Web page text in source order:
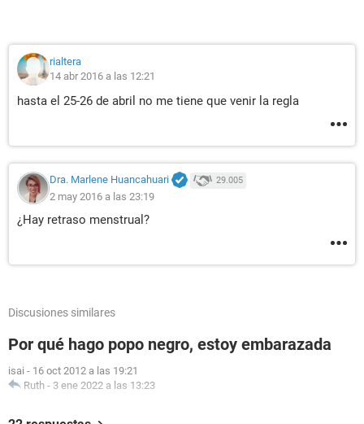
rialtera
14 abr 2016 a las 12:21
hasta el 25-26 de abril no me tiene que venir la regla
Dra. Marlene Huancahuari 29.005
2 may 2016 a las 23:19
¿Hay retraso menstrual?
Discusiones similares
Por qué hago popo negro, estoy embarazada
isai - 16 oct 2012 a las 19:21
Ruth - 3 ene 2022 a las 13:23